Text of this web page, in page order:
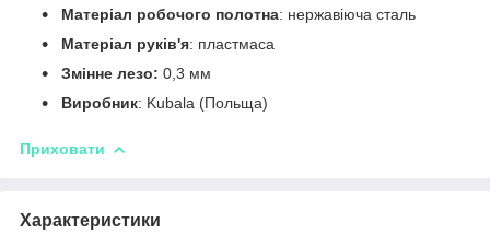
Матеріал робочого полотна: нержавіюча сталь
Матеріал руків'я: пластмаса
Змінне лезо: 0,3 мм
Виробник: Kubala (Польща)
Приховати
Характеристики